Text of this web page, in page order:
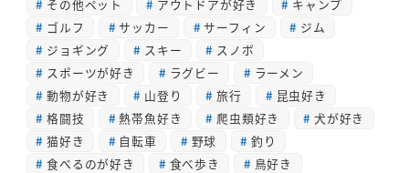
その他ペット
アウトドアが好き
キャンプ
ゴルフ
サッカー サーフィン
ジム
ジョギング
スキー
スノボ
スポーツが好き
ラグビー
ラーメン
動物が好き
山登り 旅行
昆虫好き
格闘技
熱帯魚好き 爬虫類好き
犬が好き
猫好き
自転車 野球
釣り
食べるのが好き
食べ歩き 鳥好き